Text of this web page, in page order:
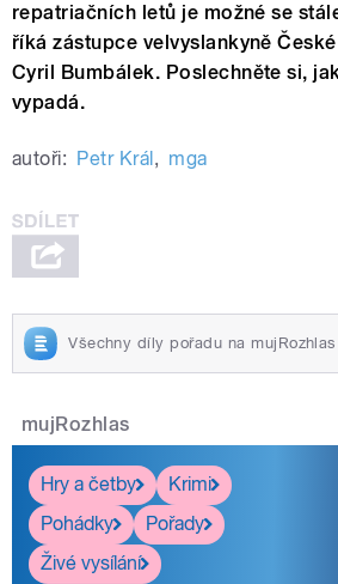
repatriačních letů je možné se
říká zástupce velvyslankyně
Cyril Bumbálek. Poslechněte si,
vypadá.
autoři: Petr Král , mga
Všechny díly pořadu na mujRozhlas
mujRozhlas
Hry a četby
Krimi
Pohádky
Pořady
Živé vysílání